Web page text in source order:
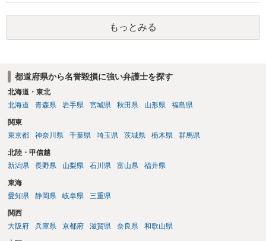
もっとみる
都道府県から名誉毀損に強い弁護士を探す
北海道・東北
北海道
青森県 岩手県 宮城県 秋田県 山形県 福島県
関東
東京都
神奈川県 千葉県 埼玉県 茨城県 栃木県 群馬県
北陸・甲信越
新潟県
長野県 山梨県 石川県 富山県 福井県
東海
愛知県
静岡県 岐阜県 三重県
関西
大阪府
兵庫県 京都府 滋賀県 奈良県 和歌山県